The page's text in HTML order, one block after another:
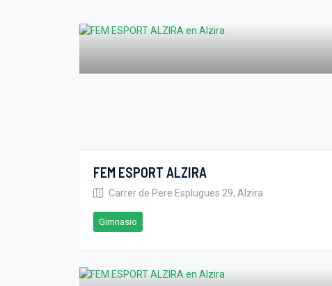
FEM ESPORT ALZIRA
Carrer de Pere Esplugues 29, Alzira
Gimnasio